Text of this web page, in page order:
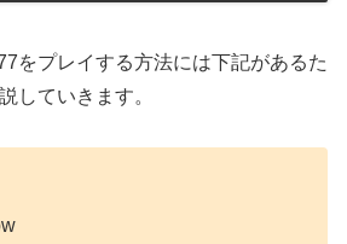
をプレイする方法には下記があるた
していきます。